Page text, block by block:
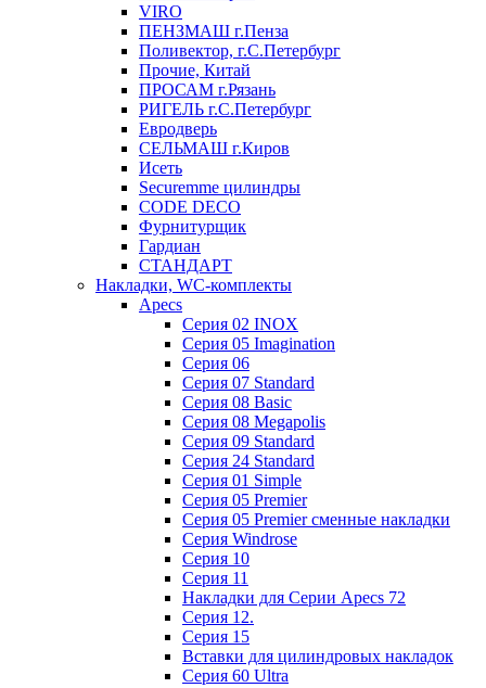
VIRO
ПЕНЗМАШ г.Пенза
Поливектор, г.С.Петербург
Прочие, Китай
ПРОСАМ г.Рязань
РИГЕЛЬ г.С.Петербург
Евродверь
СЕЛЬМАШ г.Киров
Исеть
Securemme цилиндры
CODE DECO
Фурнитурщик
Гардиан
СТАНДАРТ
Накладки, WC-комплекты
Apecs
Cерия 02 INOX
Cерия 05 Imagination
Cерия 06
Cерия 07 Standard
Cерия 08 Basic
Cерия 08 Megapolis
Cерия 09 Standard
Cерия 24 Standard
Серия 01 Simple
Серия 05 Premier
Серия 05 Premier сменные накладки
Cерия Windrose
Серия 10
Серия 11
Накладки для Серии Apecs 72
Серия 12.
Серия 15
Вставки для цилиндровых накладок
Серия 60 Ultra